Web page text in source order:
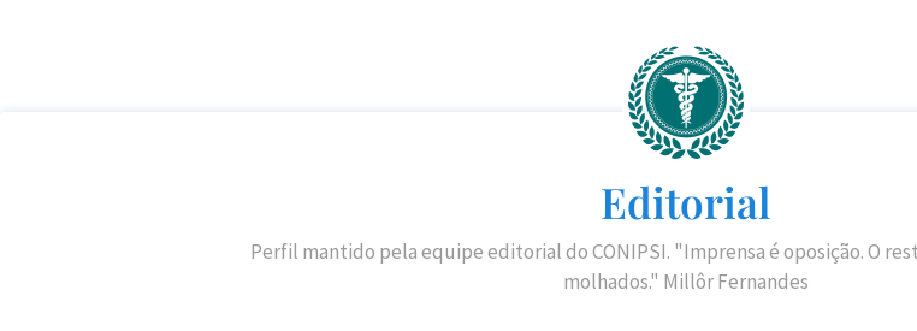
Editorial
Perfil mantido pela equipe editorial do CONIPSI. "Imprensa é oposição. O
molhados." Millôr Fernandes